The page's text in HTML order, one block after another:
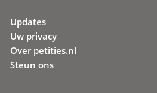
Updates
Uw privacy
Over petities.nl
Steun ons